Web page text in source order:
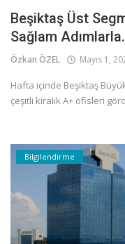
Beşiktaş Üst
Sağlam
Özkan ÖZEL Mayıs 1,
Hafta içinde Beşiktaş
çeşitli kiralık A+ ofisleri
Bilgilendirme